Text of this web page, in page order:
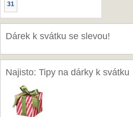
31
Dárek k svátku se slevou!
Najisto: Tipy na dárky k svátku